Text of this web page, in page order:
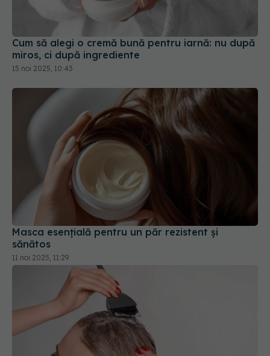
Cum să alegi o cremă bună pentru iarnă: nu după
miros, ci după ingrediente
15 noi 2025, 10:43
Masca esențială pentru un păr rezistent și
sănătos
11 noi 2025, 11:29